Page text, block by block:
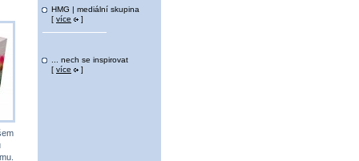
HMG | mediální skupina
[ více ]
... nech se inspirovat
[ více ]